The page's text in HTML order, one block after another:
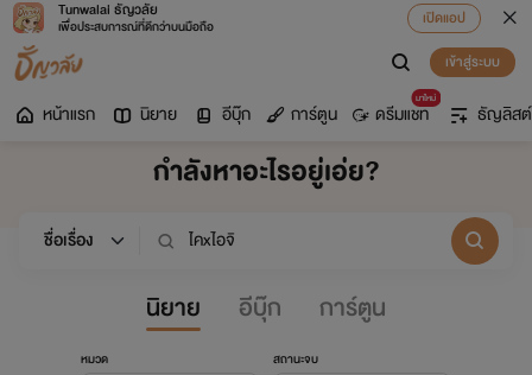
Tunwalai ธัญวลัย
เพื่อประสบการณ์ที่ดีกว่าบนมือถือ
เปิดแอป
เข้าสู่ระบบ
หน้าแรก นิยาย อีบุ๊ก การ์ตูน
มาใหม่
ดรีมแชท ธัญลิสต์
กำลังหาอะไรอยู่เอ่ย?
นิยาย อีบุ๊ก การ์ตูน
หมวด สถานะจบ